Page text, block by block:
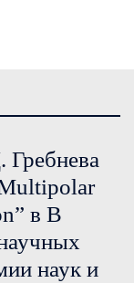
Гребнева
в В
наук и